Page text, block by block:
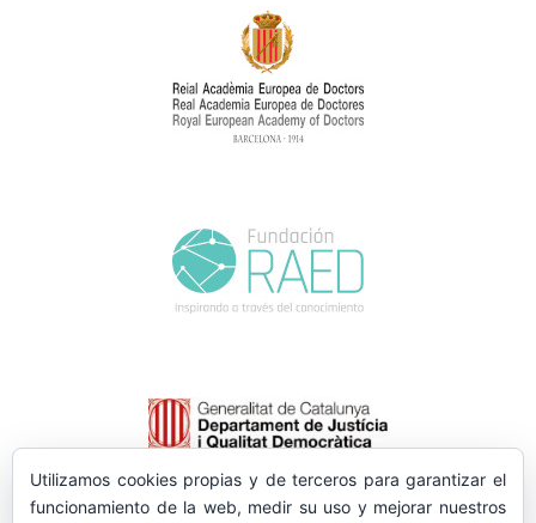
Utilizamos cookies propias y de terceros para garantizar el
funcionamiento de la web, medir su uso y mejorar nuestros